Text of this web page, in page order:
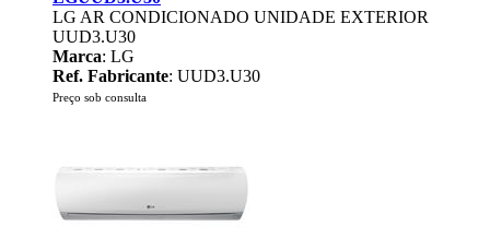
LG AR CONDICIONADO UNIDADE EXTERIOR
UUD3.U30
Marca: LG
Ref. Fabricante: UUD3.U30
Preço sob consulta